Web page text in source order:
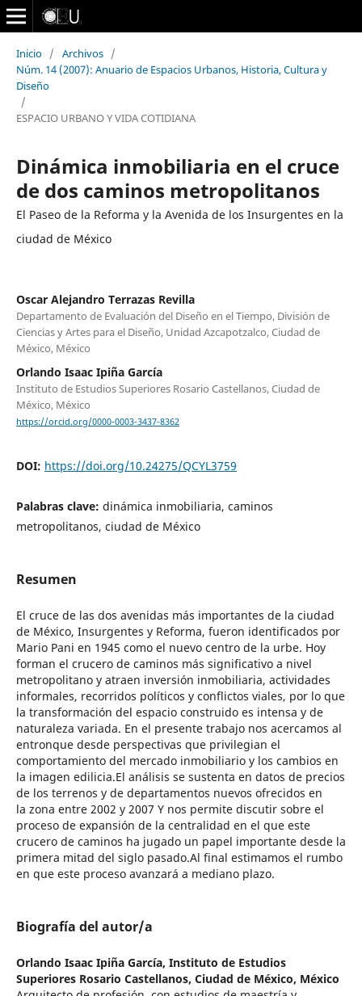
Inicio / Archivos /
Núm. 14 (2007): Anuario de Espacios Urbanos, Historia, Cultura y
Diseño
/
ESPACIO URBANO Y VIDA COTIDIANA
Dinámica inmobiliaria en el cruce
de dos caminos metropolitanos
El Paseo de la Reforma y la Avenida de los Insurgentes en la
ciudad de México
Oscar Alejandro Terrazas Revilla
Departamento de Evaluación del Diseño en el Tiempo, División de
Ciencias y Artes para el Diseño, Unidad Azcapotzalco, Ciudad de
México, México
Orlando Isaac Ipiña García
Instituto de Estudios Superiores Rosario Castellanos, Ciudad de
México, México
https://orcid.org/0000-0003-3437-8362
DOI: https://doi.org/10.24275/QCYL3759
Palabras clave: dinámica inmobiliaria, caminos
metropolitanos, ciudad de México
Resumen
El cruce de las dos avenidas más importantes de la ciudad
de México, Insurgentes y Reforma, fueron identificados por
Mario Pani en 1945 como el nuevo centro de la urbe. Hoy
forman el crucero de caminos más significativo a nivel
metropolitano y atraen inversión inmobiliaria, actividades
informales, recorridos políticos y conflictos viales, por lo que
la transformación del espacio construido es intensa y de
naturaleza variada. En el presente trabajo nos acercamos al
entronque desde perspectivas que privilegian el
comportamiento del mercado inmobiliario y los cambios en
la imagen edilicia.El análisis se sustenta en datos de precios
de los terrenos y de departamentos nuevos ofrecidos en
la zona entre 2002 y 2007 Y nos permite discutir sobre el
proceso de expansión de la centralidad en el que este
crucero de caminos ha jugado un papel importante desde la
primera mitad del siglo pasado.Al final estimamos el rumbo
en que este proceso avanzará a mediano plazo.
Biografía del autor/a
Orlando Isaac Ipiña García, Instituto de Estudios
Superiores Rosario Castellanos, Ciudad de México, México